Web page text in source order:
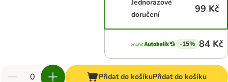
Jednorázové
doručení
99 Kč
-15% 84 Kč
Přidat do košíkuPřidat do košíku